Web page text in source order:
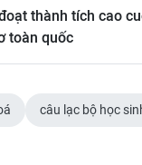
thành tích cao
toàn quốc
câu lạc bộ học